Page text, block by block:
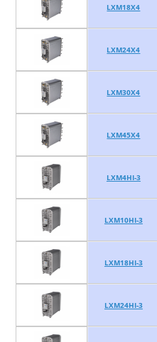
LXM18X4
LXM24X4
LXM30X4
LXM45X4
LXM4HI-3
LXM10HI-3
LXM18HI-3
LXM24HI-3